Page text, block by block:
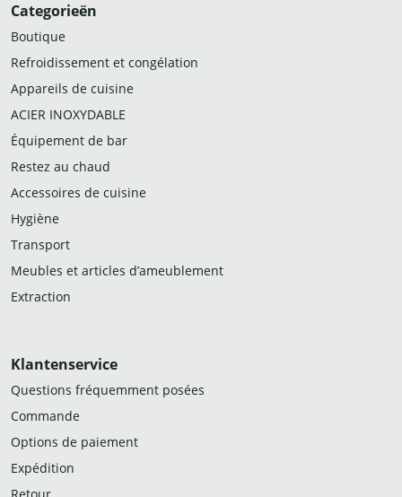
Categorieën
Boutique
Refroidissement et congélation
Appareils de cuisine
ACIER INOXYDABLE
Équipement de bar
Restez au chaud
Accessoires de cuisine
Hygiène
Transport
Meubles et articles d’ameublement
Extraction
Klantenservice
Questions fréquemment posées
Commande
Options de paiement
Expédition